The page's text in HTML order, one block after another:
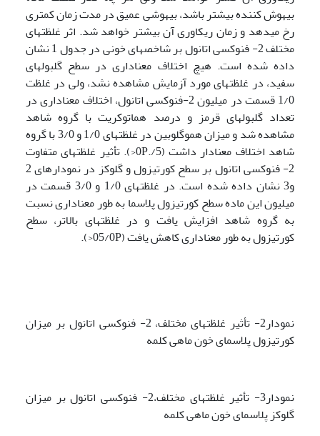
بیهوش کننده بیشتر باشد، بیهوشی عمیق در مدت زمان کمتری
رخ می­دهد و زمان ریکاوری آن بیشتر خواهد شد. اثر غلظت­های
مختلف 2- فنوکسی اتانول بر شاخص­های خونی در جدول 1 نشان
داده شده است. هیچ اختلاف معناداری در سطح گلبول­های
سفید، در غلظت­های مورد آزمایش مشاهده نشد، ولی در غلظت
1/0 قسمت در میلیون 2-فنوکسی اتانول، اختلاف معناداری در
تعداد گلبول­های قرمز و درصد هماتوکریت با گروه شاهد
مشاهده شد و میزان هموگلوبین در غلظت­های 1/0 و 3/0 با گروه
شاهد اختلاف معنادار داشت (5/.0P<). تأثیر غلظت­های متفاوت
2- فنوکسی اتانول بر سطح کورتیزول و گلوکز در نمودار­های 2
و3 نشان داده شده است. در غلظت­های 1/0 و 3/0 قسمت در
میلیون این ماده سطح کورتیزول پلاسما به طور معناداری نسبت
به گروه شاهد افزایش یافت و در غلظت­های بالاتر، سطح
کورتیزول به طور معناداری کاهش یافت (05/0P<).
نمودار2- تأثیر غلظت­های مختلف، 2- فنوکسی اتانول بر میزان
کورتیزول پلاسمای خون ماهی کلمه
نمودار3- تأثیر غلظت­های مختلف،2- فنوکسی اتانول بر میزان
گلوکز پلاسمای خون ماهی کلمه